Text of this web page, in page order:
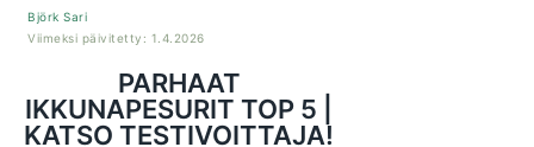
Björk Sari
Viimeksi päivitetty: 1.4.2026
PARHAAT
IKKUNAPESURIT TOP 5 |
KATSO TESTIVOITTAJA!